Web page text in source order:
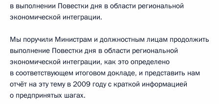
в выполнении Повестки дня в области региональной
экономической интеграции.
Мы поручили Министрам и должностным лицам продолжить
выполнение Повестки дня в области региональной
экономической интеграции, как это определено
в соответствующем итоговом докладе, и представить нам
отчёт на эту тему в 2009 году с краткой информацией
о предпринятых шагах.